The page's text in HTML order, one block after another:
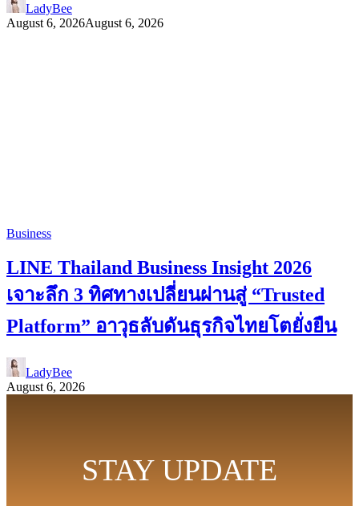
LadyBee
August 6, 2026August 6, 2026
Business
LINE Thailand Business Insight 2026
เจาะลึก 3 ทิศทางเปลี่ยนผ่านสู่ “Trusted
Platform” อาวุธลับดันธุรกิจไทยโตยั่งยืน
LadyBee
August 6, 2026
STAY UPDATE